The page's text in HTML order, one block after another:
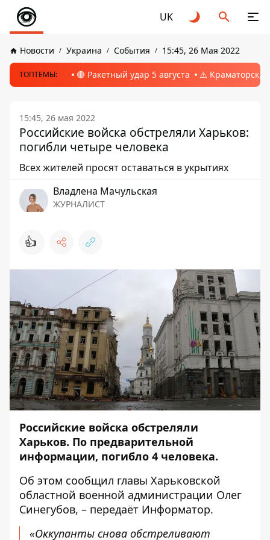
UK
Новости Украина События 15:45, 26 Мая 2022
ТОПТЕМЫ: 🔴 Ракетный удар 5 августа ⚠️ Краматорск,
15:45, 26 мая 2022
Российские войска обстреляли Харьков:
погибли четыре человека
Всех жителей просят оставаться в укрытиях
Владлена Мачульская
ЖУРНАЛИСТ
👍
Российские войска обстреляли
Харьков. По предварительной
информации, погибло 4 человека.
Об этом сообщил главы Харьковской
областной военной администрации Олег
Синегубов, – передаёт Информатор.
«Оккупанты снова обстреливают